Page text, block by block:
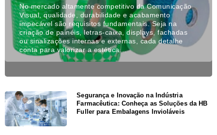
No mercado altamente competitivo da Comunicação
Visual, qualidade, durabilidade e acabamento
impecável são requisitos fundamentais. Seja na
criação de painéis, letras-caixa, displays, fachadas
ou sinalizações internas e externas, cada detalhe
conta para valorizar a estética…
Segurança e Inovação na Indústria
Farmacêutica: Conheça as Soluções da HB
Fuller para Embalagens Invioláveis